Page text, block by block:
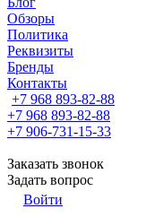
Обзоры
Политика
Реквизиты
Бренды
Контакты
+7 968 893-82-88
+7 968 893-82-88
+7 906-731-15-33
Заказать звонок
Задать вопрос
Войти